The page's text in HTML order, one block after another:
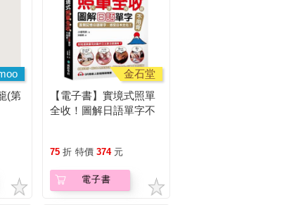
(第
金石堂
【電子書】實境式照單
全收！圖解日語單字不
圖解，讓生活中的人事
時地物成為你的日文老
師！
75 折 特價 374 元
電子書